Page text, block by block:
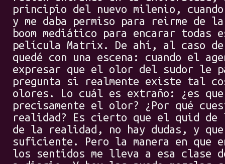
principio del nuevo milenio,
y me daba permiso para reirme de
boom mediático para encarar
película Matrix. De ahí, al caso de
quedé con una escena: cuando el
expresar que el olor del sudor le
pregunta si realmente existe tal
olores. Lo cuál es extraño: ¿es
precisamente el olor? ¿Por qué
realidad? Es cierto que el quid
de la realidad, no hay dudas, y
suficiente. Pero la manera en que
los sentidos me lleva a esa clase